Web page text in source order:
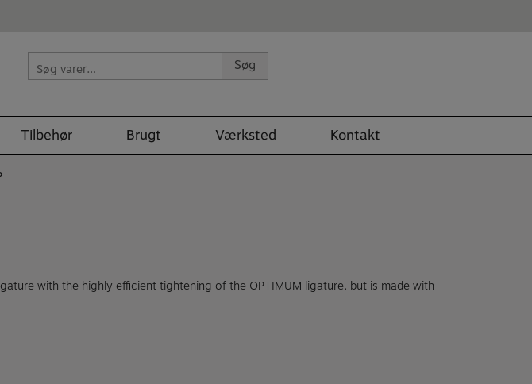
efter:
Søg
Tilbehør Brugt Værksted Kontakt
with the highly efficient tightening of the OPTIMUM ligature. but is made with